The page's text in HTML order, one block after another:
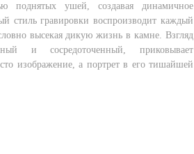
поднятых ушей, создавая динамичное
стиль гравировки воспроизводит каждый
высекая дикую жизнь в камне. Взгляд
и сосредоточенный, приковывает
изображение, а портрет в его тишайшей